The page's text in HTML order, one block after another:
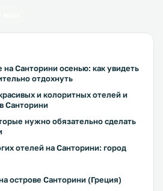
Санторини осенью: как увидеть
отдохнуть
и колоритных отелей и
Санторини
нужно обязательно сделать
отелей на Санторини: город
острове Санторини (Греция)